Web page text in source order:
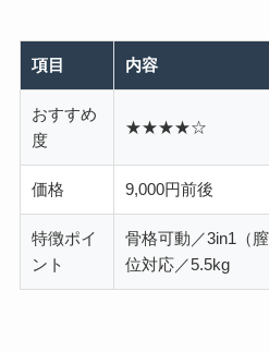
項目 内容
おすすめ
度
★★★★☆
価格 9,000円前後
特徴ポイ
ント
骨格可動／3in1（
位対応／5.5kg